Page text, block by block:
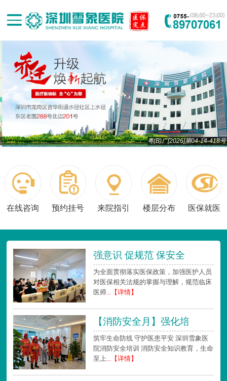
粤(B)广[2026]第04-14-418号
在线咨询 预约挂号 来院指引 楼层分布 医保就医
强意识 促规范 保安全
为全面贯彻落实医保政策，加强医护人员
对医保相关法规的掌握与理解，规范临床
医师...【详情】
【消防安全月】强化培
筑牢生命防线 守护医患平安 深圳雪象医
院消防安全培训 消防安全知识教育，生命
至上...【详情】